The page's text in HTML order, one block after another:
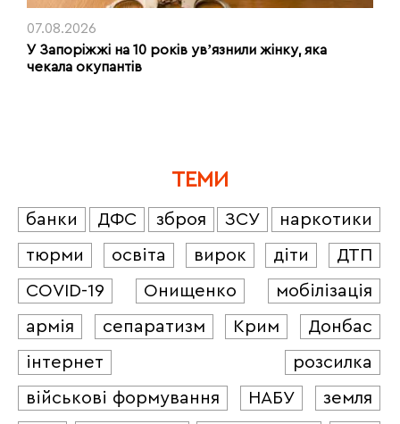
07.08.2026
У Запоріжжі на 10 років увʼязнили жінку, яка
чекала окупантів
ТЕМИ
банки ДФС зброя ЗСУ
наркотики
тюрми
освіта вирок діти
ДТП
COVID-19
Онищенко
мобілізація
армія
сепаратизм Крим
Донбас
інтернет
розсилка
військові формування
НАБУ
земля